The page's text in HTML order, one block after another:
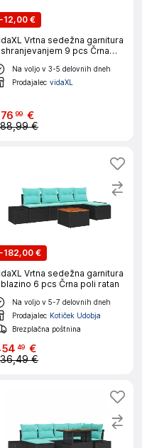
-12,00 €
Vrtna sedežna garnitura
9 pcs Črna
ratan
Na voljo v 3-5 delovnih dneh
Prodajalec vidaXL
99 €
€
-182,00 €
Vrtna sedežna garnitura
6 pcs Črna poli ratan
Na voljo v 5-7 delovnih dneh
Prodajalec Kotiček Udobja
Brezplačna poštnina
49 €
€